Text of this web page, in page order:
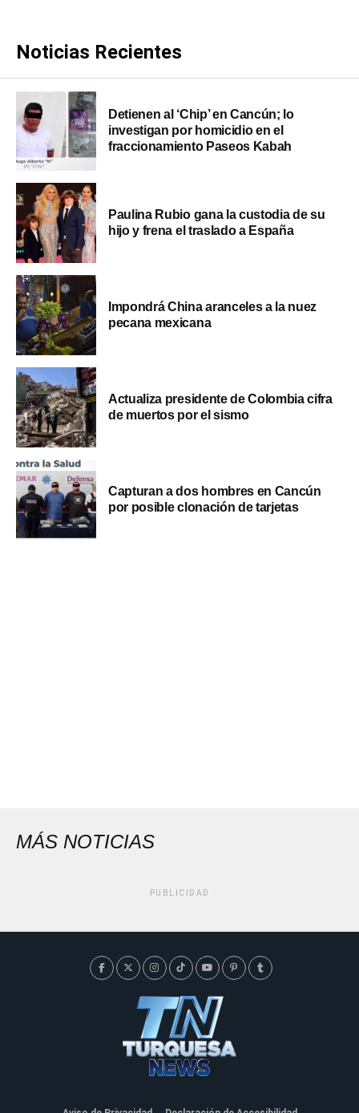
Noticias Recientes
Detienen al ‘Chip’ en Cancún; lo
investigan por homicidio en el
fraccionamiento Paseos Kabah
Paulina Rubio gana la custodia de su
hijo y frena el traslado a España
Impondrá China aranceles a la nuez
pecana mexicana
Actualiza presidente de Colombia cifra
de muertos por el sismo
Capturan a dos hombres en Cancún
por posible clonación de tarjetas
MÁS NOTICIAS
PUBLICIDAD